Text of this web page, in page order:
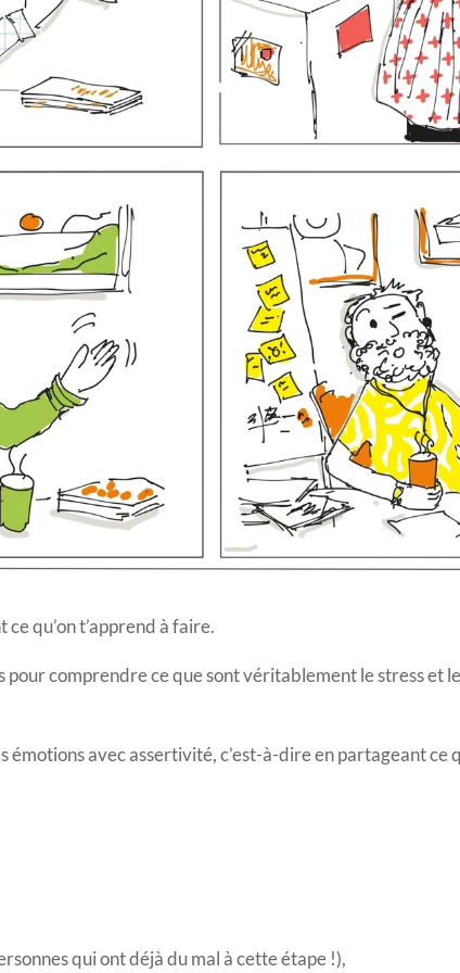
qu’on t’apprend à faire.
pour comprendre ce que sont véritablement le stress et
émotions avec assertivité, c’est-à-dire en partageant ce
qui ont déjà du mal à cette étape !),